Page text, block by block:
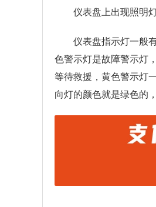
仪表盘上出现照明
仪表盘指示灯一般
色警示灯是故障警示灯
等待救援，黄色警示灯
向灯的颜色就是绿色的